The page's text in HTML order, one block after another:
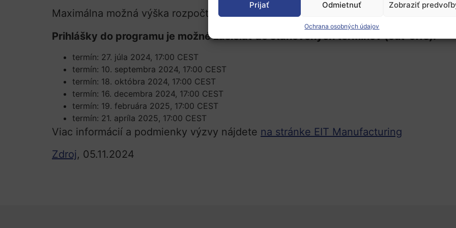
Prijať Odmietnuť Zobraziť
Ochrana osobných údajov
Maximálna možná výška rozpočtu, o ktorý môže žiadať jeden podnik je do 500 000
Prihlášky do programu je možné zasielať do stanovených termínov (cut-offs):
termín: 27. júla 2024, 17:00 CEST
termín: 10. septembra 2024, 17:00 CEST
termín: 18. októbra 2024, 17:00 CEST
termín: 16. decembra 2024, 17:00 CEST
termín: 19. februára 2025, 17:00 CEST
termín: 21. apríla 2025, 17:00 CEST
Viac informácií a podmienky výzvy nájdete na stránke EIT Manufacturing
Zdroj, 05.11.2024